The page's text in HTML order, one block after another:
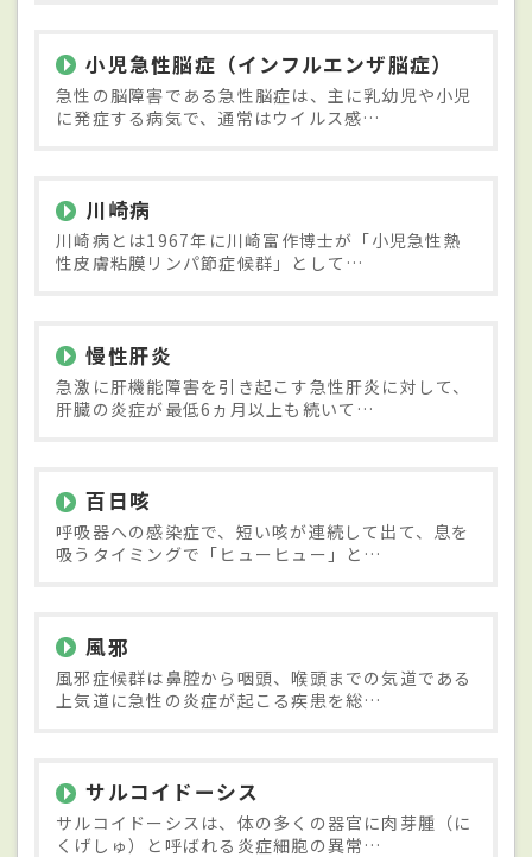
小児急性脳症（インフルエンザ脳症）
急性の脳障害である急性脳症は、主に乳幼児や小児
に発症する病気で、通常はウイルス感…
川崎病
川崎病とは1967年に川崎富作博士が「小児急性熱
性皮膚粘膜リンパ節症候群」として…
慢性肝炎
急激に肝機能障害を引き起こす急性肝炎に対して、
肝臓の炎症が最低6ヵ月以上も続いて…
百日咳
呼吸器への感染症で、短い咳が連続して出て、息を
吸うタイミングで「ヒューヒュー」と…
風邪
風邪症候群は鼻腔から咽頭、喉頭までの気道である
上気道に急性の炎症が起こる疾患を総…
サルコイドーシス
サルコイドーシスは、体の多くの器官に肉芽腫（に
くげしゅ）と呼ばれる炎症細胞の異常…